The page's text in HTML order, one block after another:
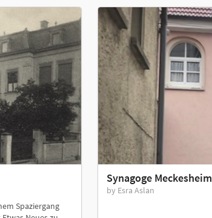
Spaziergang
Synagoge Meckesheim
by Esra Aslan